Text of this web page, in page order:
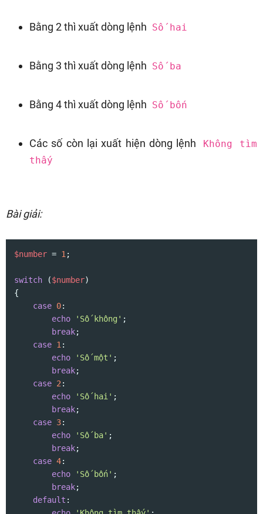
Bằng 2 thì xuất dòng lệnh Số hai
Bằng 3 thì xuất dòng lệnh Số ba
Bằng 4 thì xuất dòng lệnh Số bốn
Các số còn lại xuất hiện dòng lệnh
Không tìm
thấy
Bài giải:
$number = 1 ;
switch ($number)
{
case 0:
echo
'Số không' ;
break;
case 1 :
echo
'Số một' ;
break;
case 2 :
echo
'Số hai' ;
break;
case 3:
echo
'Số ba' ;
break;
case 4:
echo
'Số bốn' ;
break;
default :